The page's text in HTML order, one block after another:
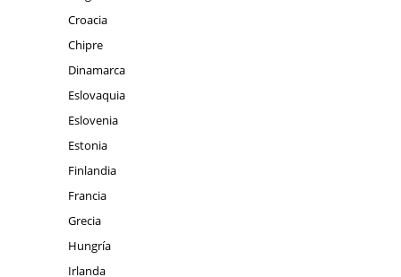
Croacia
Chipre
Dinamarca
Eslovaquia
Eslovenia
Estonia
Finlandia
Francia
Grecia
Hungría
Irlanda